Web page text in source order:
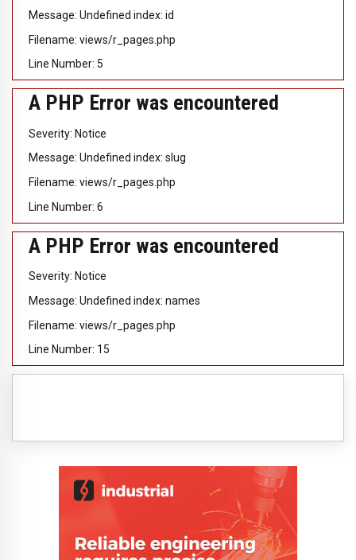
Message: Undefined index: id
Filename: views/r_pages.php
Line Number: 5
A PHP Error was encountered
Severity: Notice
Message: Undefined index: slug
Filename: views/r_pages.php
Line Number: 6
A PHP Error was encountered
Severity: Notice
Message: Undefined index: names
Filename: views/r_pages.php
Line Number: 15